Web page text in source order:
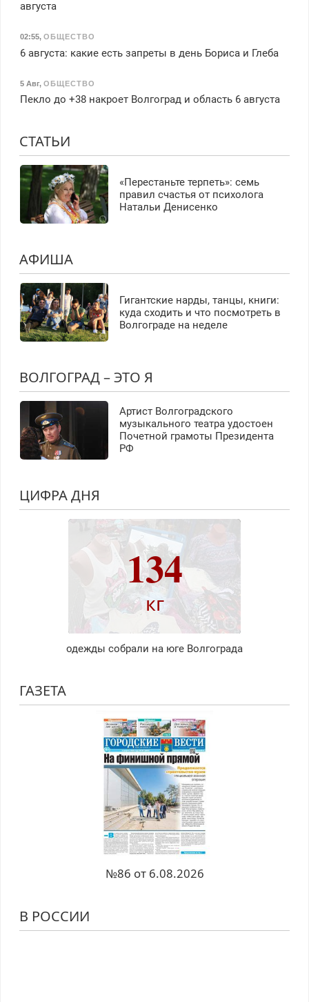
августа
02:55, ОБЩЕСТВО
6 августа: какие есть запреты в день Бориса и Глеба
5 Авг, ОБЩЕСТВО
Пекло до +38 накроет Волгоград и область 6 августа
СТАТЬИ
«Перестаньте терпеть»: семь
правил счастья от психолога
Натальи Денисенко
АФИША
Гигантские нарды, танцы, книги:
куда сходить и что посмотреть в
Волгограде на неделе
ВОЛГОГРАД – ЭТО Я
Артист Волгоградского
музыкального театра удостоен
Почетной грамоты Президента
РФ
ЦИФРА ДНЯ
134
кг
одежды собрали на юге Волгограда
ГАЗЕТА
№86 от 6.08.2026
В РОССИИ